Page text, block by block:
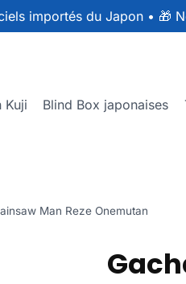
importés du Japon • 🎁
Kuji Blind Box japonaises
Man Reze Onemutan